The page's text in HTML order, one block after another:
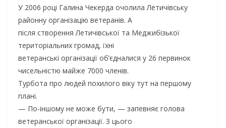
У 2006 році Галина Чекерда очолила Летичівську
районну організацію ветеранів. А
після створення Летичівської та Меджибізької
територіальних громад, їхні
ветеранські організації об’єдналися у 26 первинок
чисельністю майже 7000 членів.
Турбота про людей похилого віку тут на першому
плані.
— По-іншому не може бути, — запевняє голова
ветеранської організації. З цього